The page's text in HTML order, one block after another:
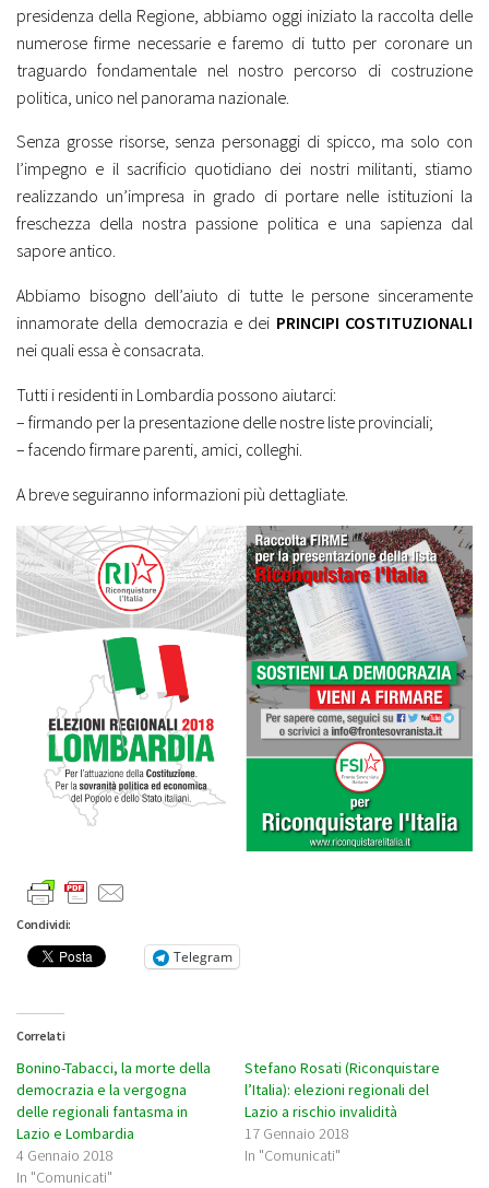
presidenza della Regione, abbiamo oggi iniziato la raccolta delle
numerose firme necessarie e faremo di tutto per coronare un
traguardo fondamentale nel nostro percorso di costruzione
politica, unico nel panorama nazionale.
Senza grosse risorse, senza personaggi di spicco, ma solo con
l’impegno e il sacrificio quotidiano dei nostri militanti, stiamo
realizzando un’impresa in grado di portare nelle istituzioni la
freschezza della nostra passione politica e una sapienza dal
sapore antico.
Abbiamo bisogno dell’aiuto di tutte le persone sinceramente
innamorate della democrazia e dei PRINCIPI COSTITUZIONALI
nei quali essa è consacrata.
Tutti i residenti in Lombardia possono aiutarci:
– firmando per la presentazione delle nostre liste provinciali;
– facendo firmare parenti, amici, colleghi.
A breve seguiranno informazioni più dettagliate.
Condividi:
Telegram
Correlati
Bonino-Tabacci, la morte della
democrazia e la vergogna
delle regionali fantasma in
Lazio e Lombardia
4 Gennaio 2018
In "Comunicati"
Stefano Rosati (Riconquistare
l’Italia): elezioni regionali del
Lazio a rischio invalidità
17 Gennaio 2018
In "Comunicati"